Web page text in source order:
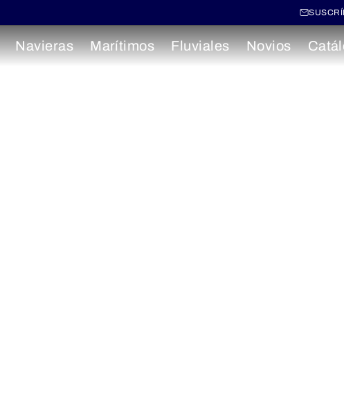
Navieras Marítimos Fluviales Novios